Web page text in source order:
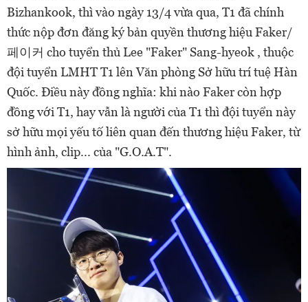
Bizhankook, thì vào ngày 13/4 vừa qua, T1 đã chính
thức nộp đơn đăng ký bản quyền thương hiệu Faker/
페이커 cho tuyển thủ Lee "Faker" Sang-hyeok , thuộc
đội tuyển LMHT T1 lên Văn phòng Sở hữu trí tuệ Hàn
Quốc. Điều này đồng nghĩa: khi nào Faker còn hợp
đồng với T1, hay vẫn là người của T1 thì đội tuyển này
sở hữu mọi yếu tố liên quan đến thương hiệu Faker, từ
hình ảnh, clip... của "G.O.A.T".